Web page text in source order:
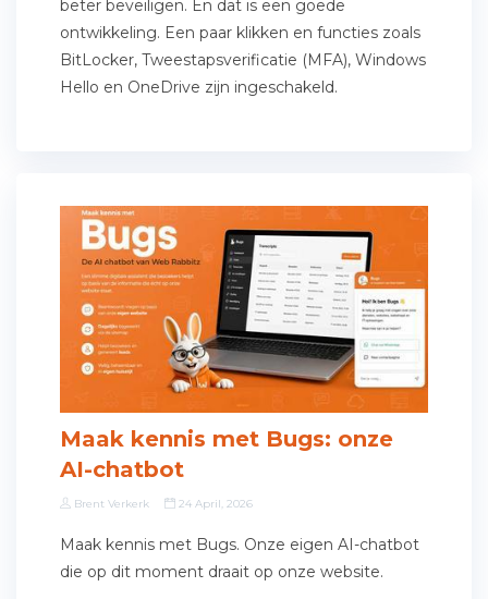
beter beveiligen. En dat is een goede
ontwikkeling. Een paar klikken en functies zoals
BitLocker, Tweestapsverificatie (MFA), Windows
Hello en OneDrive zijn ingeschakeld.
Maak kennis met Bugs: onze
AI-chatbot
Brent Verkerk 24 April, 2026
Maak kennis met Bugs. Onze eigen AI-chatbot
die op dit moment draait op onze website.